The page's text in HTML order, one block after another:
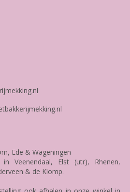
Ede & Wageningen
Veenendaal, Elst (utr), Rhenen,
& de Klomp.